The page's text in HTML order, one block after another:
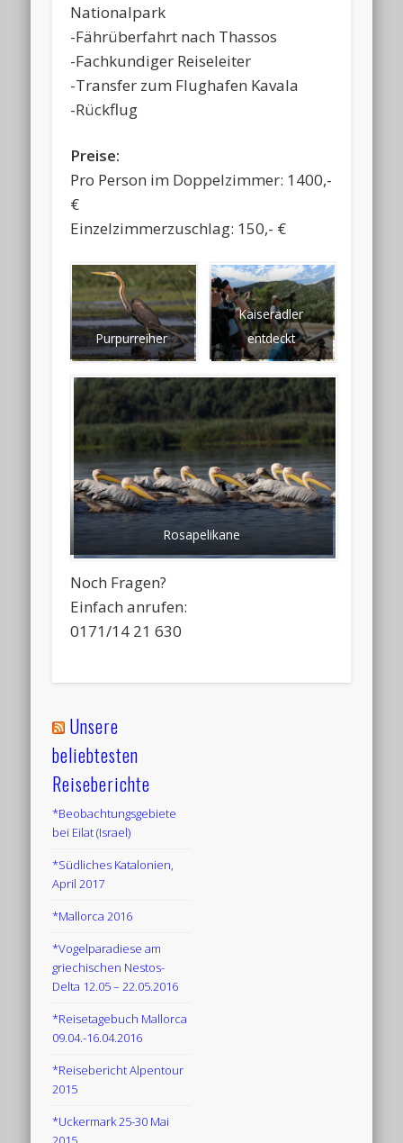
Nationalpark
-Fährüberfahrt nach Thassos
-Fachkundiger Reiseleiter
-Transfer zum Flughafen Kavala
-Rückflug
Preise:
Pro Person im Doppelzimmer: 1400,-
€
Einzelzimmerzuschlag: 150,- €
Purpurreiher
Kaiseradler
entdeckt
Rosapelikane
Noch Fragen?
Einfach anrufen:
0171/14 21 630
Unsere
beliebtesten
Reiseberichte
*Beobachtungsgebiete
bei Eilat (Israel)
*Südliches Katalonien,
April 2017
*Mallorca 2016
*Vogelparadiese am
griechischen Nestos-
Delta 12.05 – 22.05.2016
*Reisetagebuch Mallorca
09.04.-16.04.2016
*Reisebericht Alpentour
2015
*Uckermark 25-30 Mai